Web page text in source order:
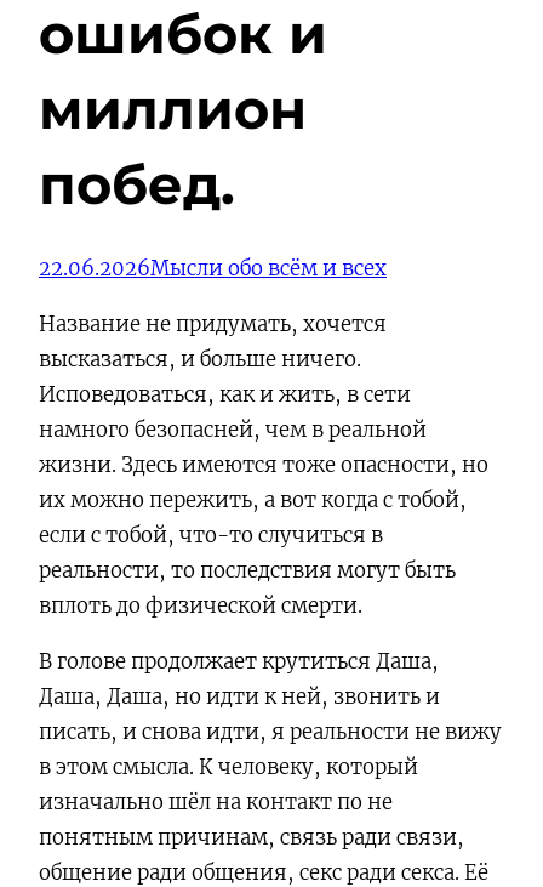
ошибок и
миллион
побед.
22.06.2026Мысли обо всём и всех
Название не придумать, хочется
высказаться, и больше ничего.
Исповедоваться, как и жить, в сети
намного безопасней, чем в реальной
жизни. Здесь имеются тоже опасности, но
их можно пережить, а вот когда с тобой,
если с тобой, что-то случиться в
реальности, то последствия могут быть
вплоть до физической смерти.
В голове продолжает крутиться Даша,
Даша, Даша, но идти к ней, звонить и
писать, и снова идти, я реальности не вижу
в этом смысла. К человеку, который
изначально шёл на контакт по не
понятным причинам, связь ради связи,
общение ради общения, секс ради секса. Её